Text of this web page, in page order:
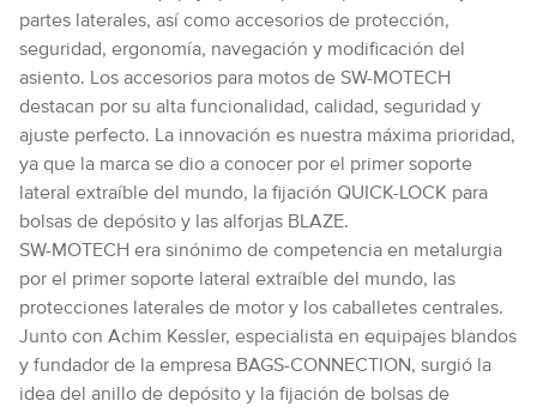
partes laterales, así como accesorios de protección,
seguridad, ergonomía, navegación y modificación del
asiento. Los accesorios para motos de SW-MOTECH
destacan por su alta funcionalidad, calidad, seguridad y
ajuste perfecto. La innovación es nuestra máxima prioridad,
ya que la marca se dio a conocer por el primer soporte
lateral extraíble del mundo, la fijación QUICK-LOCK para
bolsas de depósito y las alforjas BLAZE.
SW-MOTECH era sinónimo de competencia en metalurgia
por el primer soporte lateral extraíble del mundo, las
protecciones laterales de motor y los caballetes centrales.
Junto con Achim Kessler, especialista en equipajes blandos
y fundador de la empresa BAGS-CONNECTION, surgió la
idea del anillo de depósito y la fijación de bolsas de